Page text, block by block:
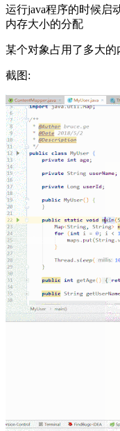
运行java程序的时候启
内存大小的分配
某个对象占用了多大
截图: